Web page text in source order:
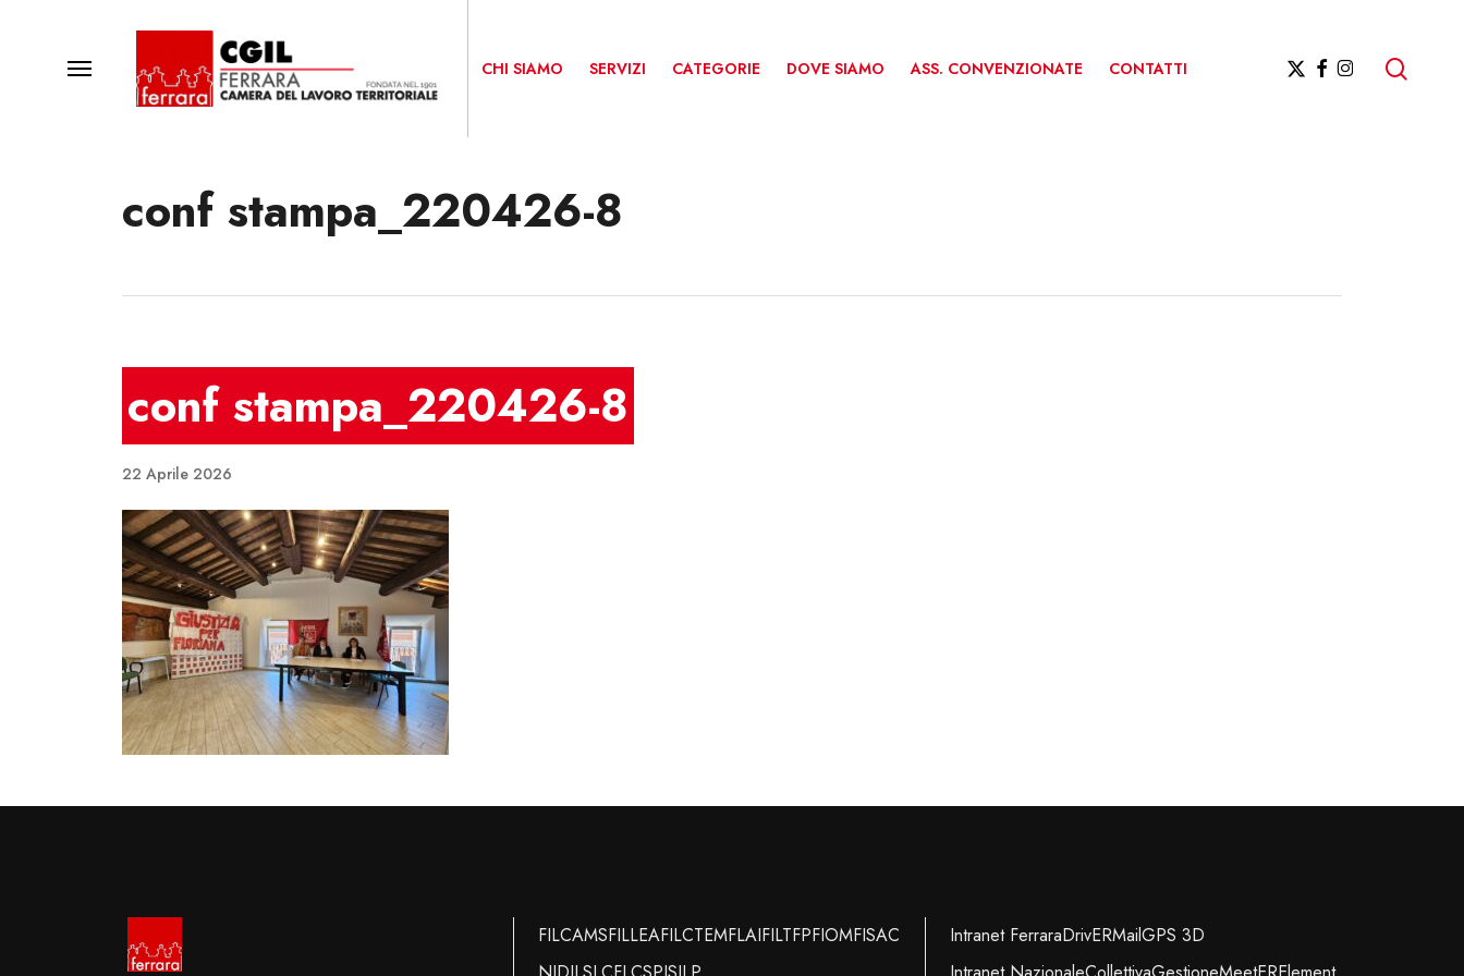
Menu CHI SIAMO SERVIZI CATEGORIE DOVE SIAMO ASS. CONVENZIONATE CONTATTI X-
TWITTER
FACEBOOK
INSTAGRAM
conf stampa_220426-8
conf stampa_220426-8
22 Aprile 2026
FILCAMSFILLEAFILCTEMFLAIFILTFPFIOMFISAC
Intranet FerraraDrivERMailGPS 3D